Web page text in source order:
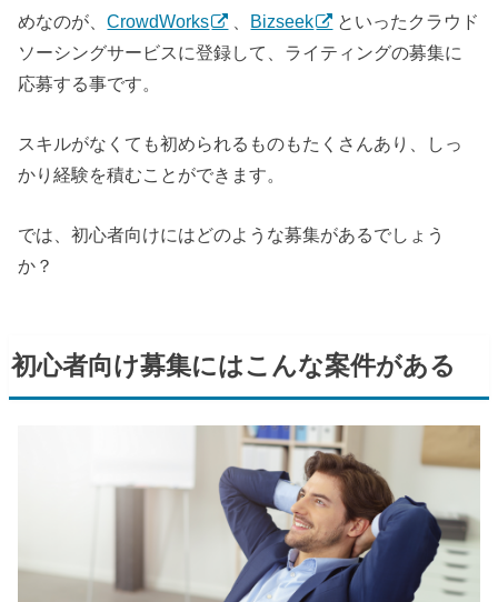
めなのが、CrowdWorks Bizseek
といったクラウド
ソーシングサービスに登録して、ライティングの募集に
応募する事です。
スキルがなくても初められるものもたくさんあり、しっ
かり経験を積むことができます。
では、初心者向けにはどのような募集があるでしょう
か？
初心者向け募集にはこんな案件がある